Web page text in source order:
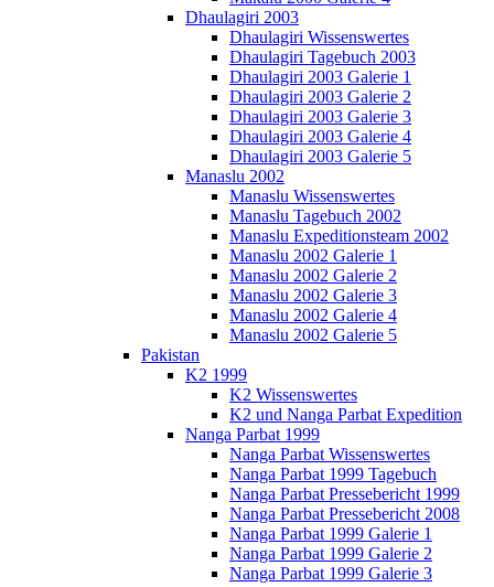
Dhaulagiri 2003
Dhaulagiri Wissenswertes
Dhaulagiri Tagebuch 2003
Dhaulagiri 2003 Galerie 1
Dhaulagiri 2003 Galerie 2
Dhaulagiri 2003 Galerie 3
Dhaulagiri 2003 Galerie 4
Dhaulagiri 2003 Galerie 5
Manaslu 2002
Manaslu Wissenswertes
Manaslu Tagebuch 2002
Manaslu Expeditionsteam 2002
Manaslu 2002 Galerie 1
Manaslu 2002 Galerie 2
Manaslu 2002 Galerie 3
Manaslu 2002 Galerie 4
Manaslu 2002 Galerie 5
Pakistan
K2 1999
K2 Wissenswertes
K2 und Nanga Parbat Expedition
Nanga Parbat 1999
Nanga Parbat Wissenswertes
Nanga Parbat 1999 Tagebuch
Nanga Parbat Pressebericht 1999
Nanga Parbat Pressebericht 2008
Nanga Parbat 1999 Galerie 1
Nanga Parbat 1999 Galerie 2
Nanga Parbat 1999 Galerie 3